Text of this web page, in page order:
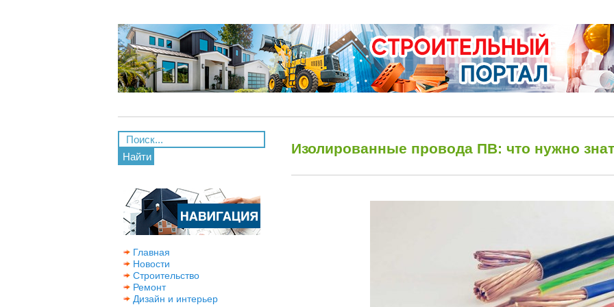
Найти
Главная
Новости
Строительство
Ремонт
Дизайн и интерьер
Изолированные провода ПВ: что нужно